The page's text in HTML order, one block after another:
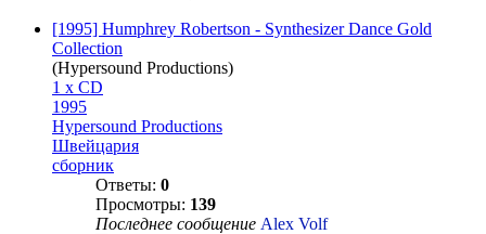
[1995] Humphrey Robertson - Synthesizer Dance Gold
Collection
(Hypersound Productions)
1 x CD
1995
Hypersound Productions
Швейцария
сборник
Ответы: 0
Просмотры: 139
Последнее сообщение Alex Volf